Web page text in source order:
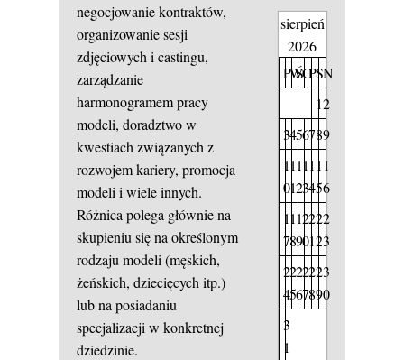
negocjowanie kontraktów,
organizowanie sesji
zdjęciowych i castingu,
zarządzanie
harmonogramem pracy
modeli, doradztwo w
kwestiach związanych z
rozwojem kariery, promocja
modeli i wiele innych.
Różnica polega głównie na
skupieniu się na określonym
rodzaju modeli (męskich,
żeńskich, dziecięcych itp.)
lub na posiadaniu
specjalizacji w konkretnej
dziedzinie.
sierpień
2026
PW
ŚCPSN
12
3456789
1
0
1
1
1
2
1
3
1
4
1
5
1
6
1
7
1
8
1
9
2
0
2
1
2
2
2
3
2
4
2
5
2
6
2
7
2
8
2
9
3
0
3
1